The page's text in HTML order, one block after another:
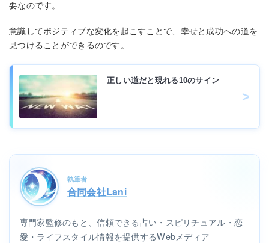
要なのです。
意識してポジティブな変化を起こすことで、幸せと成功への道を
見つけることができるのです。
正しい道だと現れる10のサイン
執筆者
合同会社Lani
専門家監修のもと、信頼できる占い・スピリチュアル・恋
愛・ライフスタイル情報を提供するWebメディア